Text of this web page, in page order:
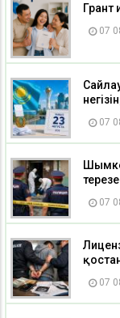
Грант
07
07
07
07